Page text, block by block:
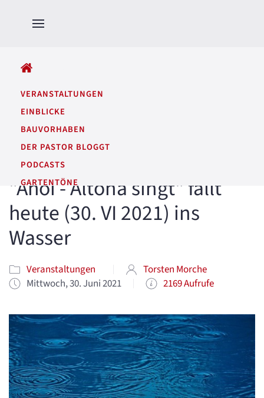
VERANSTALTUNGEN
EINBLICKE
BAUVORHABEN
DER PASTOR BLOGGT
PODCASTS
GARTENTÖNE
"Ahoi - Altona singt" fällt
heute (30. VI 2021) ins
Wasser
Veranstaltungen
Torsten Morche
Mittwoch, 30. Juni 2021
2169 Aufrufe